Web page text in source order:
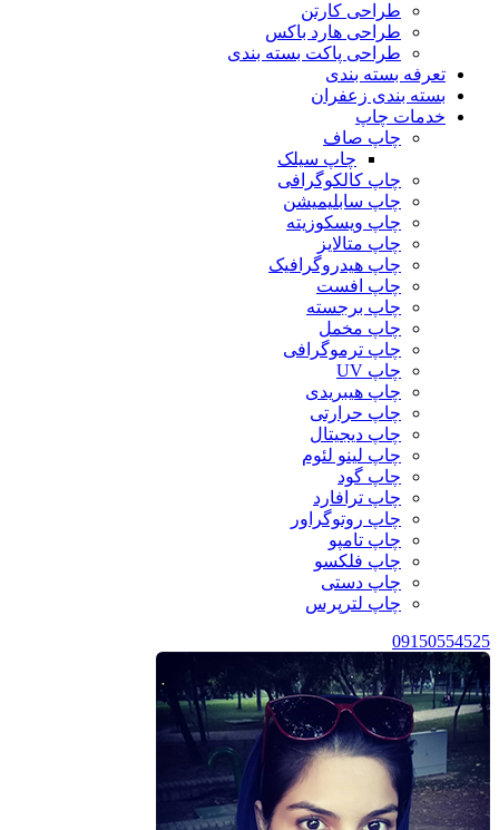
طراحی کارتن
طراحی هارد باکس
طراحی پاکت بسته بندی
تعرفه بسته بندی
بسته بندی زعفران
خدمات چاپ
چاپ صاف
چاپ سیلک
چاپ کالکوگرافی
چاپ سابلیمیشن
چاپ ویسکوزیته
چاپ متالایز
چاپ هیدروگرافیک
چاپ افست
چاپ برجسته
چاپ مخمل
چاپ ترموگرافی
چاپ UV
چاپ هیبریدی
چاپ حرارتی
چاپ دیجیتال
چاپ لینو لئوم
چاپ گود
چاپ ترافارد
چاپ روتوگراور
چاپ تامپو
چاپ فلکسو
چاپ دستی
چاپ لترپرس
09150554525